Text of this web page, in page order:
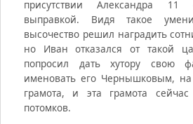
присутствии Александра 11
выправкой. Видя такое
высочество решил наградить
но Иван отказался от такой
попросил дать хутору свою
именовать его Чернышковым,
грамота, и эта грамота
потомков.